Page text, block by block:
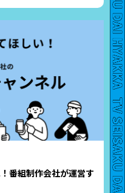
番組制作会社が運営す